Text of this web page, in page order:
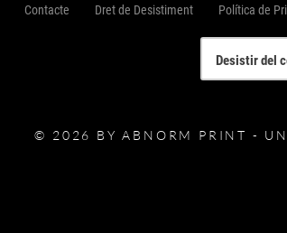
Contacte Dret de Desistiment Política de
Desistir del
© 2026 BY ABNORM PRINT - UN